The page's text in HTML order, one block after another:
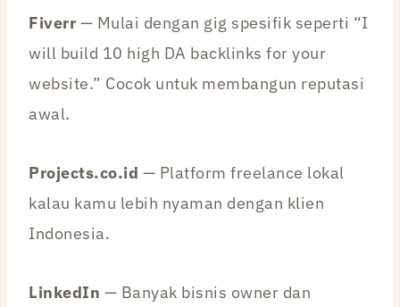
Fiverr — Mulai dengan gig spesifik seperti “I
will build 10 high DA backlinks for your
website.” Cocok untuk membangun reputasi
awal.
Projects.co.id — Platform freelance lokal
kalau kamu lebih nyaman dengan klien
Indonesia.
LinkedIn — Banyak bisnis owner dan